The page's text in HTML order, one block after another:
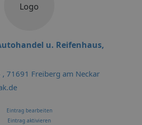
Logo
u. Reifenhaus,
, 71691 Freiberg am Neckar
Eintrag bearbeiten
Eintrag aktivieren